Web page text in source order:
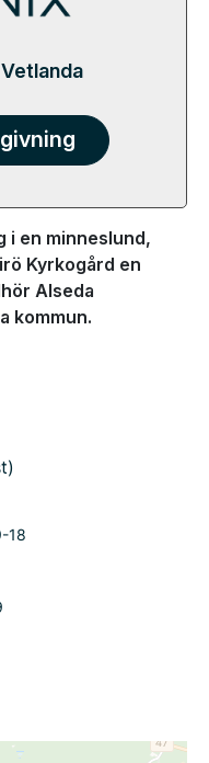
i en minneslund,
Kyrkogård en
Alseda
kommun.
18